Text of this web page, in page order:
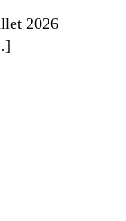
2026